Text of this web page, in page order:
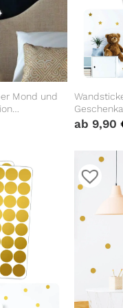
Mond und
ab 9,90